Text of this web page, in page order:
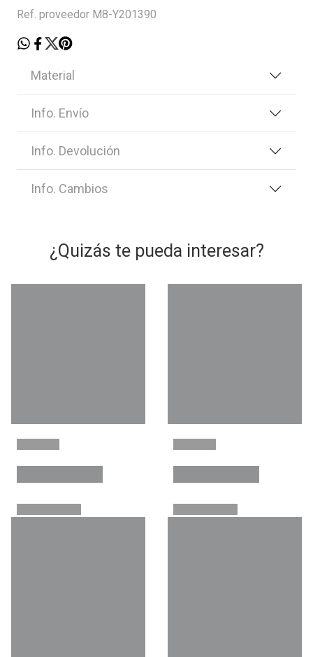
Ref. proveedor M8-Y201390
Material
Info. Envío
Info. Devolución
Info. Cambios
¿Quizás te pueda interesar?